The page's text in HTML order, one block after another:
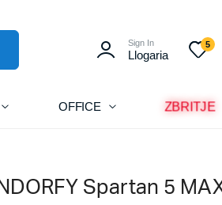
Sign In
Llogaria
5
OFFICE ZBRITJE
Spartan 5